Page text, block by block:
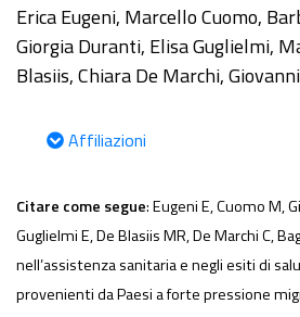
Erica Eugeni, Marcello Cuomo,
Giorgia Duranti, Elisa Guglielmi,
Blasiis, Chiara De Marchi,
Affiliazioni
Citare come segue: Eugeni E, Cuomo M,
Guglielmi E, De Blasiis MR, De Marchi C,
nell’assistenza sanitaria e negli esiti di
provenienti da Paesi a forte pressione